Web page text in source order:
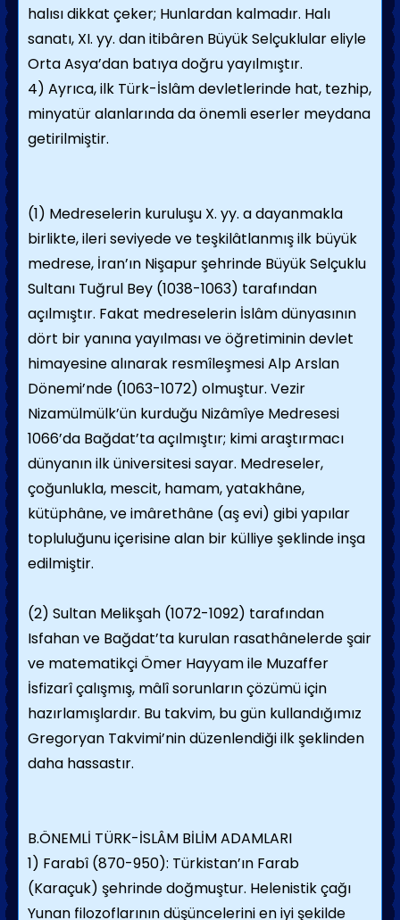
halısı dikkat çeker; Hunlardan kalmadır. Halı
sanatı, XI. yy. dan itibâren Büyük Selçuklular eliyle
Orta Asya’dan batıya doğru yayılmıştır.
4) Ayrıca, ilk Türk-İslâm devletlerinde hat, tezhip,
minyatür alanlarında da önemli eserler meydana
getirilmiştir.
(1) Medreselerin kuruluşu X. yy. a dayanmakla
birlikte, ileri seviyede ve teşkilâtlanmış ilk büyük
medrese, İran’ın Nişapur şehrinde Büyük Selçuklu
Sultanı Tuğrul Bey (1038-1063) tarafından
açılmıştır. Fakat medreselerin İslâm dünyasının
dört bir yanına yayılması ve öğretiminin devlet
himayesine alınarak resmîleşmesi Alp Arslan
Dönemi’nde (1063-1072) olmuştur. Vezir
Nizamülmülk’ün kurduğu Nizâmîye Medresesi
1066’da Bağdat’ta açılmıştır; kimi araştırmacı
dünyanın ilk üniversitesi sayar. Medreseler,
çoğunlukla, mescit, hamam, yatakhâne,
kütüphâne, ve imârethâne (aş evi) gibi yapılar
topluluğunu içerisine alan bir külliye şeklinde inşa
edilmiştir.
(2) Sultan Melikşah (1072-1092) tarafından
Isfahan ve Bağdat’ta kurulan rasathânelerde şair
ve matematikçi Ömer Hayyam ile Muzaffer
İsfizarî çalışmış, mâlî sorunların çözümü için
hazırlamışlardır. Bu takvim, bu gün kullandığımız
Gregoryan Takvimi’nin düzenlendiği ilk şeklinden
daha hassastır.
B.ÖNEMLİ TÜRK-İSLÂM BİLİM ADAMLARI
1) Farabî (870-950): Türkistan’ın Farab
(Karaçuk) şehrinde doğmuştur. Helenistik çağı
Yunan filozoflarının düşüncelerini en iyi şekilde